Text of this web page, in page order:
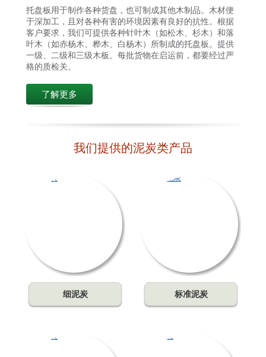
托盘板用于制作各种货盘，也可制成其他木制品。木材便
于深加工，且对各种有害的环境因素有良好的抗性。根据
客户要求，我们可提供各种针叶木（如松木、杉木）和落
叶木（如赤杨木、桦木、白杨木）所制成的托盘板。提供
一级、二级和三级木板。每批货物在启运前，都要经过严
格的质检关。
了解更多
我们提供的泥炭类产品
细泥炭 标准泥炭